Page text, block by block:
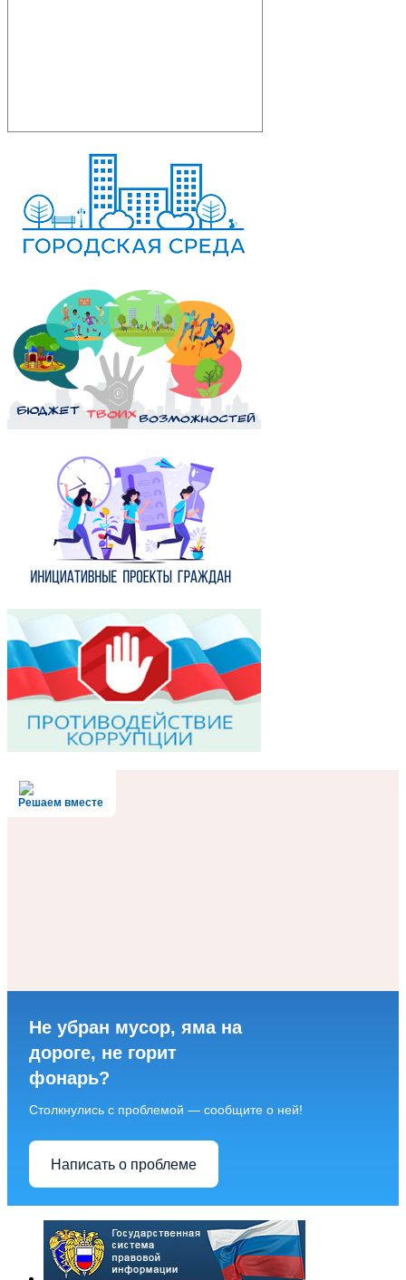
Решаем вместе
Не убран мусор, яма на
дороге, не горит
фонарь?
Столкнулись с проблемой — сообщите о ней!
Написать о проблеме